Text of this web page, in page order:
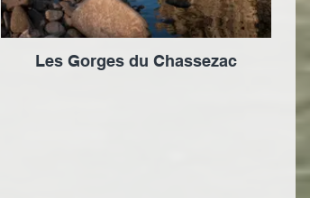
Les Gorges du Chassezac